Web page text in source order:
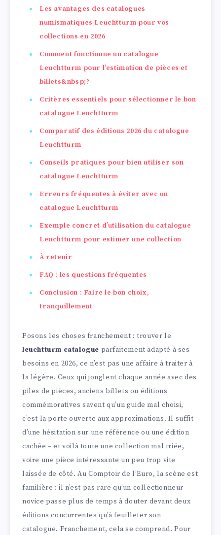
Les avantages des catalogues
numismatiques Leuchtturm pour vos
collections en 2026
Comment fonctionne un catalogue
Leuchtturm pour l’estimation de pièces et
billets&nbsp;?
Critères essentiels pour sélectionner le bon
catalogue Leuchtturm
Comparatif des éditions 2026 du catalogue
Leuchtturm
Conseils pratiques pour bien utiliser son
catalogue Leuchtturm
Erreurs fréquentes à éviter avec un
catalogue Leuchtturm
Exemple concret d’utilisation du catalogue
Leuchtturm pour estimer une collection
À retenir
FAQ : les questions fréquentes
Conclusion : Faire le bon choix,
tranquillement
Posons les choses franchement : trouver le
leuchtturm catalogue parfaitement adapté à ses
besoins en 2026, ce n’est pas une affaire à traiter à
la légère. Ceux qui jonglent chaque année avec des
piles de pièces, anciens billets ou éditions
commémoratives savent qu’un guide mal choisi,
c’est la porte ouverte aux approximations. Il suffit
d’une hésitation sur une référence ou une édition
cachée – et voilà toute une collection mal triée,
voire une pièce intéressante un peu trop vite
laissée de côté. Au Comptoir de l’Euro, la scène est
familière : il n’est pas rare qu’un collectionneur
novice passe plus de temps à douter devant deux
éditions concurrentes qu’à feuilleter son
catalogue. Franchement, cela se comprend. Pour